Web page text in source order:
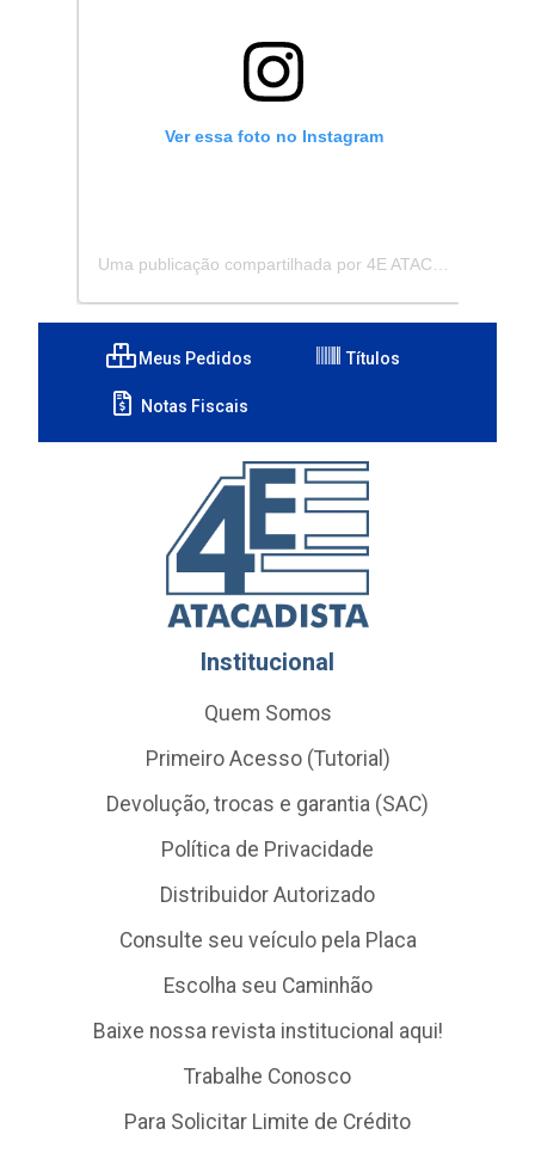
Ver essa foto no Instagram
Meus Pedidos Títulos
Notas Fiscais
Institucional
Quem Somos
Primeiro Acesso (Tutorial)
Devolução, trocas e garantia (SAC)
Política de Privacidade
Distribuidor Autorizado
Consulte seu veículo pela Placa
Escolha seu Caminhão
Baixe nossa revista institucional aqui!
Trabalhe Conosco
Para Solicitar Limite de Crédito